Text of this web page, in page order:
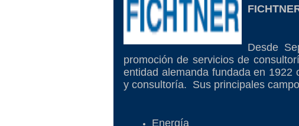
Desde
promoción de servicios de
entidad alemanda fundada en
y consultoría. Sus principales
Energía